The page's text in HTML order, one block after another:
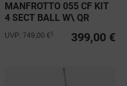
MANFROTTO 055 CF KIT
4 SECT BALL W\ QR
399,00 €
UVP: 749,00 €